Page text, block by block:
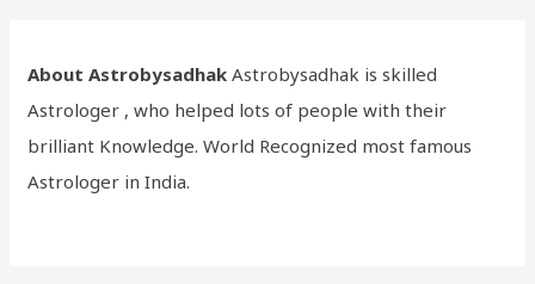
About Astrobysadhak Astrobysadhak is skilled
Astrologer , who helped lots of people with their
brilliant Knowledge. World Recognized most famous
Astrologer in India.